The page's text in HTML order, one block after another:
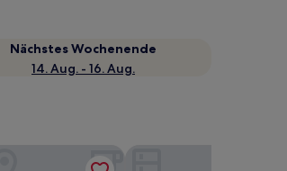
Nächstes Wochenende
14. Aug. - 16. Aug.
South Melbourne